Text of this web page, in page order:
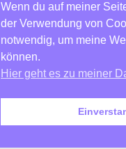
Wenn du auf meiner
der Verwendung von
notwendig, um meine
können.
Hier geht es zu meiner